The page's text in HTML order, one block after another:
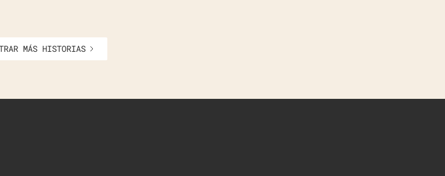
MÁS HISTORIAS